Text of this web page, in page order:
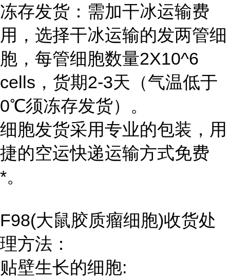
冻存发货：需加干冰运输费
用，选择干冰运输的发两管细
胞，每管细胞数量2X10^6
cells，货期2-3天（气温低于
0℃须冻存发货）。
细胞发货采用专业的包装，用
捷的空运快递运输方式免费
*。
F98(大鼠胶质瘤细胞)收货处
理方法：
贴壁生长的细胞: